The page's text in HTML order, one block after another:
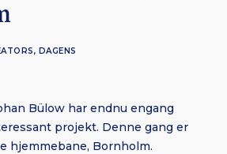
, DAGENS
Bülow har endnu engang
projekt. Denne gang er
hjemmebane, Bornholm.